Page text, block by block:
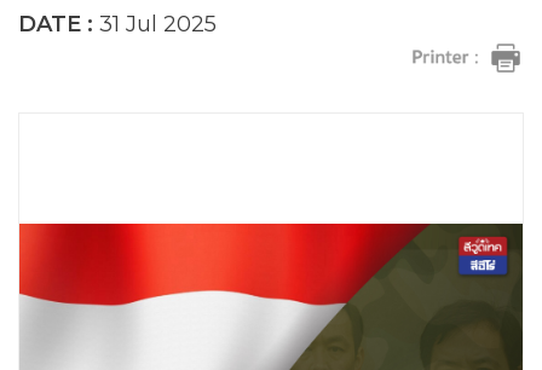
DATE : 31 Jul 2025